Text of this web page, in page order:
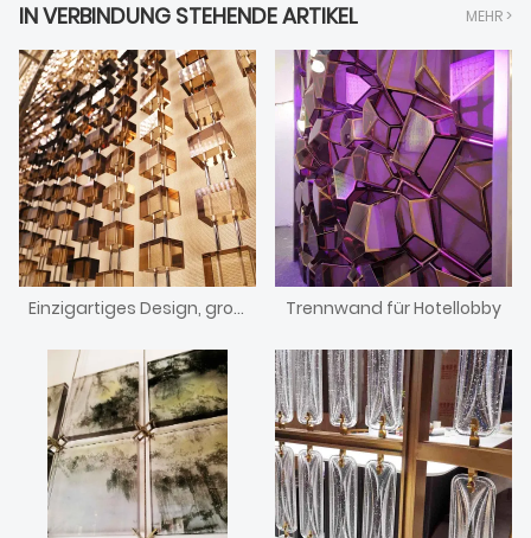
IN VERBINDUNG STEHENDE ARTIKEL MEHR >
Einzigartiges Design, große Kristallblock-Trennwand für die Hotelrezeption Trennwand für Hotellobby